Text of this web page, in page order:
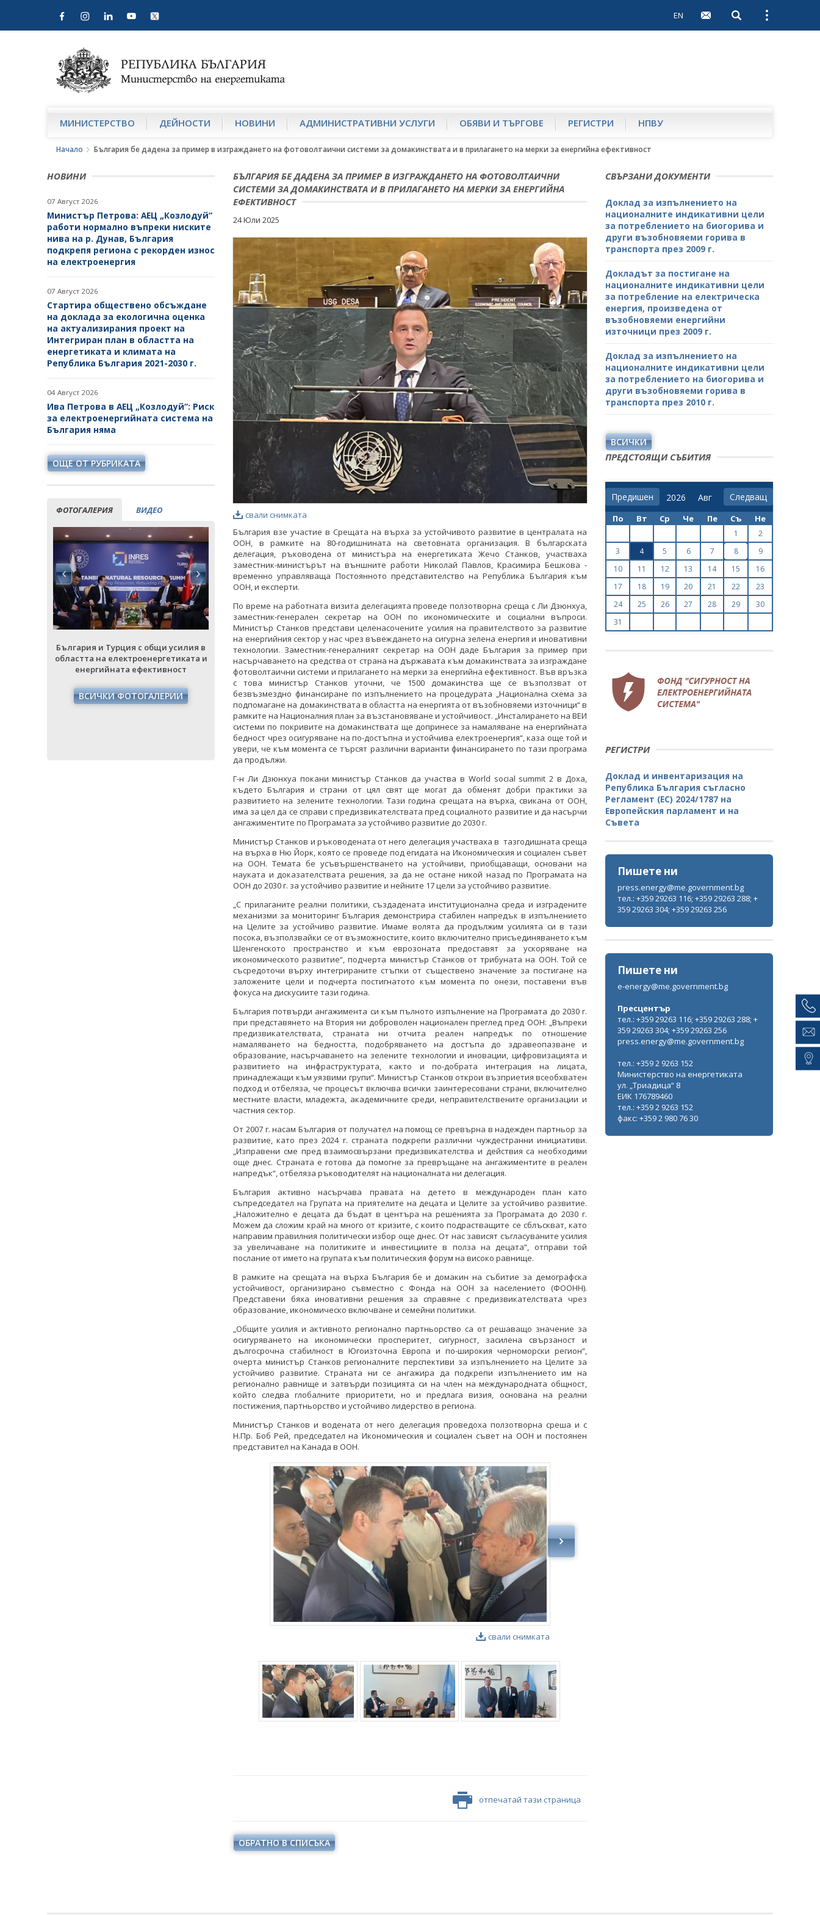
EN Open search
Open
МИНИСТЕРСТВО ДЕЙНОСТИ НОВИНИ АДМИНИСТРАТИВНИ УСЛУГИ ОБЯВИ И ТЪРГОВЕ РЕГИСТРИ НПВУ
Начало България бе дадена за пример в изграждането на фотоволтаични системи за домакинствата и в прилагането на мерки за енергийна ефективност
НОВИНИ
07 Август 2026
Министър Петрова: АЕЦ „Козлодуй“
работи нормално въпреки ниските
нива на р. Дунав, България
подкрепя региона с рекорден износ
на електроенергия
07 Август 2026
Стартира обществено обсъждане
на доклада за екологична оценка
на актуализирания проект на
Интегриран план в областта на
енергетиката и климата на
Република България 2021-2030 г.
04 Август 2026
Ива Петрова в АЕЦ „Козлодуй“: Риск
за електроенергийната система на
България няма
ОЩЕ ОТ РУБРИКАТА
ФОТОГАЛЕРИЯ ВИДЕО
България и Турция с общи усилия в
областта на електроенергетиката и
енергийната ефективност
ВСИЧКИ ФОТОГАЛЕРИИ
България и Турция с общи усилия в
областта на електроенергетиката и
енергийната ефективност
ВСИЧКИ ФОТОГАЛЕРИИ
България и Турция с общи усилия в
областта на електроенергетиката и
енергийната ефективност
ВСИЧКИ ФОТОГАЛЕРИИ
България и Турция с общи усилия в
областта на електроенергетиката и
енергийната ефективност
ВСИЧКИ ФОТОГАЛЕРИИ
БЪЛГАРИЯ БЕ ДАДЕНА ЗА ПРИМЕР В ИЗГРАЖДАНЕТО НА ФОТОВОЛТАИЧНИ
СИСТЕМИ ЗА ДОМАКИНСТВАТА И В ПРИЛАГАНЕТО НА МЕРКИ ЗА ЕНЕРГИЙНА
ЕФЕКТИВНОСТ
24 Юли 2025
свали снимката
България взе участие в Срещата на върха за устойчивото развитие в централата на
ООН, в рамките на 80-годишнината на световната организация. В българската
делегация, ръководена от министъра на енергетиката Жечо Станков, участваха
заместник-министърът на външните работи Николай Павлов, Красимира Бешкова -
временно управляваща Постоянното представителство на Република България към
ООН, и експерти.
По време на работната визита делегацията проведе ползотворна среща с Ли Дзюнхуа,
заместник-генерален секретар на ООН по икономическите и социални въпроси.
Министър Станков представи целенасочените усилия на правителството за развитие
на енергийния сектор у нас чрез въвеждането на сигурна зелена енергия и иновативни
технологии. Заместник-генералният секретар на ООН даде България за пример при
насърчаването на средства от страна на държавата към домакинствата за изграждане
фотоволтаични системи и прилагането на мерки за енергийна ефективност. Във връзка
с това министър Станков уточни, че 1500 домакинства ще се възползват от
безвъзмездно финансиране по изпълнението на процедурата „Национална схема за
подпомагане на домакинствата в областта на енергията от възобновяеми източници“ в
рамките на Националния план за възстановяване и устойчивост. „Инсталирането на ВЕИ
системи по покривите на домакинствата ще допринесе за намаляване на енергийната
бедност чрез осигуряване на по-достъпна и устойчива електроенергия“, каза още той и
увери, че към момента се търсят различни варианти финансирането по тази програма
да продължи.
Г-н Ли Дзюнхуа покани министър Станков да участва в World social summit 2 в Доха,
където България и страни от цял свят ще могат да обменят добри практики за
развитието на зелените технологии. Тази година срещата на върха, свикана от ООН,
има за цел да се справи с предизвикателствата пред социалното развитие и да насърчи
ангажиментите по Програмата за устойчиво развитие до 2030 г.
Министър Станков и ръководената от него делегация участваха в тазгодишната среща
на върха в Ню Йорк, която се проведе под егидата на Икономическия и социален съвет
на ООН. Темата бе усъвършенстването на устойчиви, приобщаващи, основани на
науката и доказателствата решения, за да не остане никой назад по Програмата на
ООН до 2030 г. за устойчиво развитие и нейните 17 цели за устойчиво развитие.
„С прилаганите реални политики, създадената институционална среда и изградените
механизми за мониторинг България демонстрира стабилен напредък в изпълнението
на Целите за устойчиво развитие. Имаме волята да продължим усилията си в тази
посока, възползвайки се от възможностите, които включително присъединяването към
Шенгенското пространство и към еврозоната предоставят за ускоряване на
икономическото развитие“, подчерта министър Станков от трибуната на ООН. Той се
съсредоточи върху интегрираните стъпки от съществено значение за постигане на
заложените цели и подчерта постигнатото към момента по онези, поставени във
фокуса на дискусиите тази година.
България потвърди ангажимента си към пълното изпълнение на Програмата до 2030 г.
при представянето на Втория ни доброволен национален преглед пред ООН: „Въпреки
предизвикателствата, страната ни отчита реален напредък по отношение
намаляването на бедността, подобряването на достъпа до здравеопазване и
образование, насърчаването на зелените технологии и иновации, цифровизацията и
развитието на инфраструктурата, както и по-добрата интеграция на лицата,
принадлежащи към уязвими групи“. Министър Станков открои възприетия всеобхватен
подход и отбеляза, че процесът включва всички заинтересовани страни, включително
местните власти, младежта, академичните среди, неправителствените организации и
частния сектор.
От 2007 г. насам България от получател на помощ се превърна в надежден партньор за
развитие, като през 2024 г. страната подкрепи различни чуждестранни инициативи.
„Изправени сме пред взаимосвързани предизвикателства и действия са необходими
още днес. Страната е готова да помогне за превръщане на ангажиментите в реален
напредък“, отбеляза ръководителят на националната ни делегация.
България активно насърчава правата на детето в международен план като
съпредседател на Групата на приятелите на децата и Целите за устойчиво развитие.
„Наложително е децата да бъдат в центъра на решенията за Програмата до 2030 г.
Можем да сложим край на много от кризите, с които подрастващите се сблъскват, като
направим правилния политически избор още днес. От нас зависят съгласуваните усилия
за увеличаване на политиките и инвестициите в полза на децата“, отправи той
послание от името на групата към политическия форум на високо равнище.
В рамките на срещата на върха България бе и домакин на събитие за демографска
устойчивост, организирано съвместно с Фонда на ООН за населението (ФООНН).
Представени бяха иновативни решения за справяне с предизвикателствата чрез
образование, икономическо включване и семейни политики.
„Общите усилия и активното регионално партньорство са от решаващо значение за
осигуряването на икономически просперитет, сигурност, засилена свързаност и
дългосрочна стабилност в Югоизточна Европа и по-широкия черноморски регион“,
очерта министър Станков регионалните перспективи за изпълнението на Целите за
устойчиво развитие. Страната ни се ангажира да подкрепи изпълнението им на
регионално равнище и затвърди позицията си на член на международната общност,
който следва глобалните приоритети, но и предлага визия, основана на реални
постижения, партньорство и устойчиво лидерство в региона.
Министър Станков и водената от него делегация проведоха ползотворна среша и с
Н.Пр. Боб Рей, председател на Икономическия и социален съвет на ООН и постоянен
представител на Канада в ООН.
свали снимката
отпечатай тази страница
ОБРАТНО В СПИСЪКА
СВЪРЗАНИ ДОКУМЕНТИ
Доклад за изпълнението на
националните индикативни цели
за потреблението на биогорива и
други възобновяеми горива в
транспорта през 2009 г.
Докладът за постигане на
националните индикативни цели
за потребление на електрическа
енергия, произведена от
възобновяеми енергийни
източници през 2009 г.
Доклад за изпълнението на
националните индикативни цели
за потреблението на биогорива и
други възобновяеми горива в
транспорта през 2010 г.
ВСИЧКИ
ПРЕДСТОЯЩИ СЪБИТИЯ
Предишен Следващ
По Вт Ср Че Пе Съ Не
1
2
3
4 5 6 7 8
9
10
11 12 13 14 15
16
17
18 19 20 21 22
23
24
25 26 27 28 29
30
31
РЕГИСТРИ
Доклад и инвентаризация на
Република България съгласно
Регламент (ЕС) 2024/1787 на
Европейския парламент и на
Съвета
Пишете ни
press.energy@me.government.bg
тел.: +359 29263 116; +359 29263 288; +
359 29263 304; +359 29263 256
Пишете ни
e-energy@me.government.bg
Пресцентър
тел.: +359 29263 116; +359 29263 288; +
359 29263 304; +359 29263 256
press.energy@me.government.bg
тел.: +359 2 9263 152
Министерство на енергетиката
ул. „Триадица“ 8
ЕИК 176789460
тел.: +359 2 9263 152
факс: +359 2 980 76 30